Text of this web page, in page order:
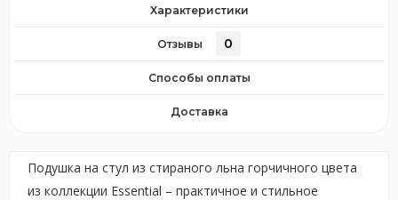
Характеристики
Отзывы 0
Способы оплаты
Доставка
Подушка на стул из стираного льна горчичного цвета
из коллекции Essential – практичное и стильное